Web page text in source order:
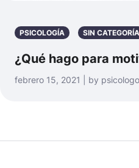
PSICOLOGÍA SIN CATEGORÍA
¿Qué hago para
febrero 15, 2021 | by